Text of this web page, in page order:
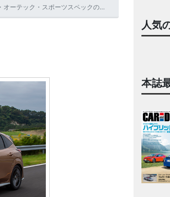
テック・スポーツスペックの匠技
人気
本誌